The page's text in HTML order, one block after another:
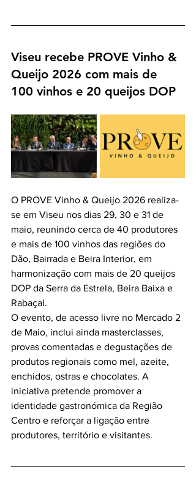
Viseu recebe PROVE Vinho &
Queijo 2026 com mais de
100 vinhos e 20 queijos DOP
O PROVE Vinho & Queijo 2026 realiza-
se em Viseu nos dias 29, 30 e 31 de
maio, reunindo cerca de 40 produtores
e mais de 100 vinhos das regiões do
Dão, Bairrada e Beira Interior, em
harmonização com mais de 20 queijos
DOP da Serra da Estrela, Beira Baixa e
Rabaçal.
O evento, de acesso livre no Mercado 2
de Maio, inclui ainda masterclasses,
provas comentadas e degustações de
produtos regionais como mel, azeite,
enchidos, ostras e chocolates. A
iniciativa pretende promover a
identidade gastronómica da Região
Centro e reforçar a ligação entre
produtores, território e visitantes.